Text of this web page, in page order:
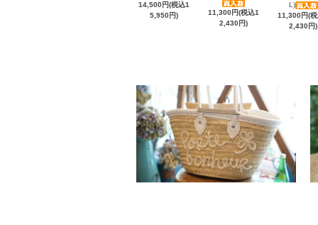
14,500円(税込1
5,950円)
11,300円(税込1
2,430円)
L)
11,300円(
2,430円)